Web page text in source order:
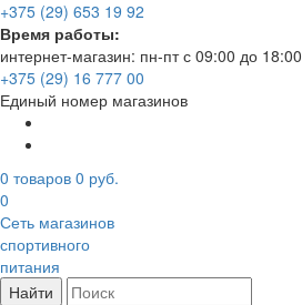
+375 (29) 653 19 92
Время работы:
интернет-магазин: пн-пт с 09:00 до 18:00
+375 (29) 16 777 00
Единый номер магазинов
0 товаров 0 руб.
0
Сеть магазинов
спортивного
питания
Найти